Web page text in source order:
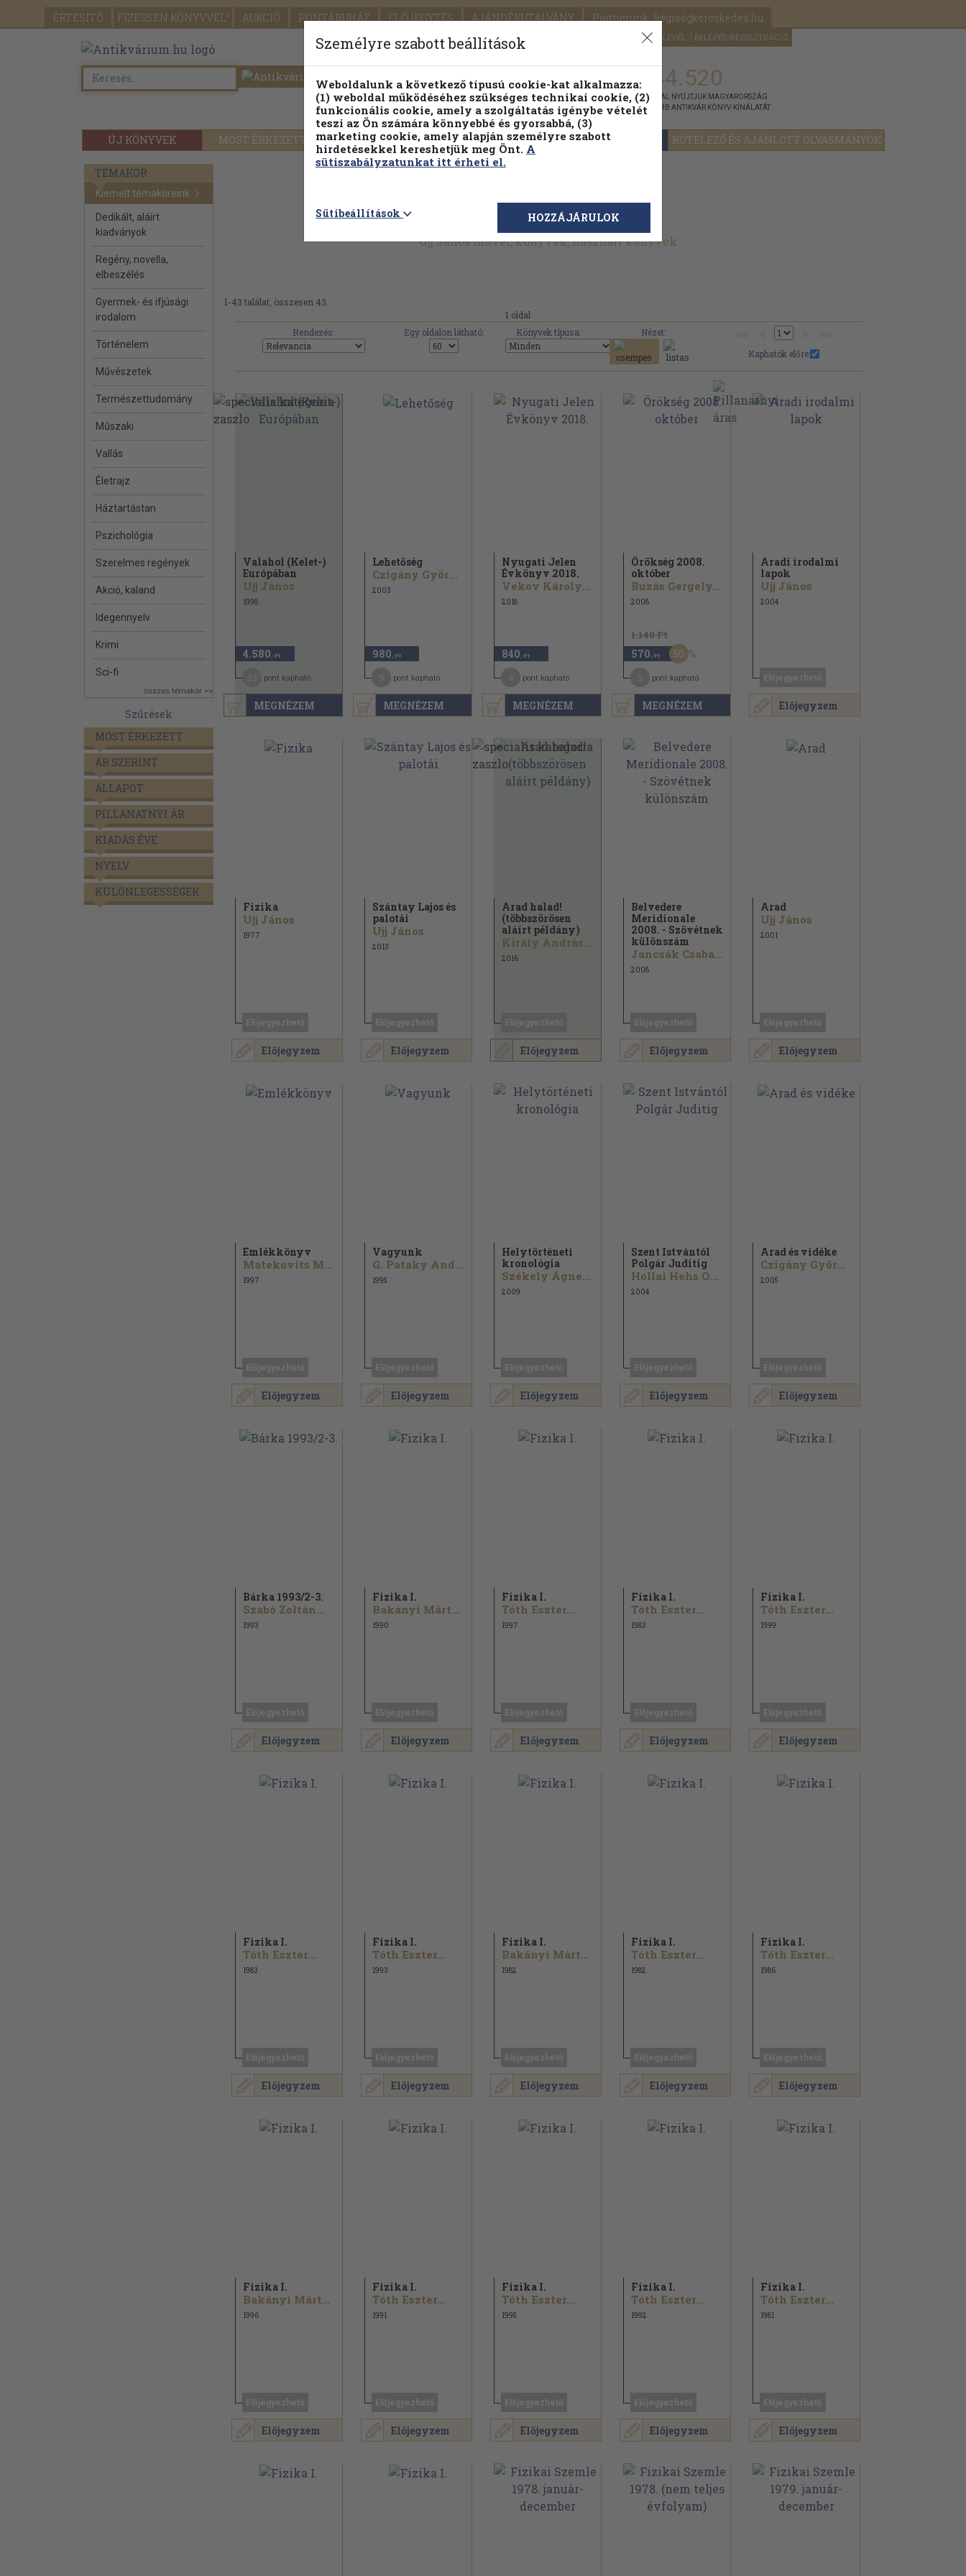
ÉRTESÍTŐ FIZESSEN KÖNYVVEL! AUKCIÓ PONTÁRUHÁZ ELŐJEGYZÉS AJÁNDÉKUTALVÁNY Partnerünk: Régiségkereskedés.hu
SEGÍTSÉG HÍRLEVÉL BELÉPÉS/REGISZTRÁCIÓ
ÚJ KÖNYVEK MOST ÉRKEZETT PILLANATNYI ÁRAINK FENNTARTHATÓ OLVASMÁNYOK KÖTELEZŐ ÉS AJÁNLOTT OLVASMÁNYOK
Részletes kereső Témaköri fa 1.144.520
KIADVÁNNYAL NYÚJTJUK MAGYARORSZÁG
LEGNAGYOBB ANTIKVÁR KÖNYV-KÍNÁLATÁT
TÉMAKÖR
Kiemelt témaköreink
Dedikált, aláírt
kiadványok
Regény, novella,
elbeszélés
Gyermek- és ifjúsági
irodalom
Történelem
Művészetek
Természettudomány
Műszaki
Vallás
Életrajz
Háztartástan
Pszichológia
Szerelmes regények
Akció, kaland
Idegennyelv
Krimi
Sci-fi
összes témakör >>
Szűrések
MOST ÉRKEZETT
ÁR SZERINT
ÁLLAPOT
PILLANATNYI ÁR
KIADÁS ÉVE
NYELV
KÜLÖNLEGESSÉGEK
Ujj János művei, könyvek, használt könyvek
1-43 találat, összesen 43.
1 oldal
Rendezés:
Egy oldalon látható: Könyvek típusa:
Nézet:
Kaphatók előre:
MEGNÉZEM
Valahol (Kelet-)
Európában
Ujj János
1998
4.580 ,-Ft
pont kapható
MEGNÉZEM
Lehetőség
Czigány György...
2003
980 ,-Ft
pont kapható
MEGNÉZEM
Nyugati Jelen
Évkönyv 2018.
Vekov Károly...
2018
840 ,-Ft
pont kapható
MEGNÉZEM
Örökség 2008.
október
Buzás Gergely...
2008
1.140 Ft
570 ,-Ft 50
pont kapható
Előjegyzem
Aradi irodalmi
lapok
Ujj János
2004
Előjegyzem
Fizika
Ujj János
1977
Előjegyzem
Szántay Lajos és
palotái
Ujj János
2013
Előjegyzem
Arad halad!
(többszörösen
aláírt példány)
Király András...
2016
Előjegyzem
Belvedere
Meridionale
2008. - Szövétnek
különszám
Jancsák Csaba...
2008
Előjegyzem
Arad
Ujj János
2001
Előjegyzem
Emlékkönyv
Matekovits Mihály
1997
Előjegyzem
Vagyunk
G. Pataky András...
1995
Előjegyzem
Helytörténeti
kronológia
Székely Ágnes...
2009
Előjegyzem
Szent Istvántól
Polgár Juditig
Hollai Hehs Ottó
2004
Előjegyzem
Arad és vidéke
Czigány György...
2005
Előjegyzem
Bárka 1993/2-3.
Szabó Zoltán...
1993
Előjegyzem
Fizika I.
Bakányi Márton...
1990
Előjegyzem
Fizika I.
Tóth Eszter...
1997
Előjegyzem
Fizika I.
Tóth Eszter...
1983
Előjegyzem
Fizika I.
Tóth Eszter...
1999
Előjegyzem
Fizika I.
Tóth Eszter...
1983
Előjegyzem
Fizika I.
Tóth Eszter...
1993
Előjegyzem
Fizika I.
Bakányi Márton...
1982
Előjegyzem
Fizika I.
Tóth Eszter...
1982
Előjegyzem
Fizika I.
Tóth Eszter...
1986
Előjegyzem
Fizika I.
Bakányi Márton...
1996
Előjegyzem
Fizika I.
Tóth Eszter...
1991
Előjegyzem
Fizika I.
Tóth Eszter...
1995
Előjegyzem
Fizika I.
Tóth Eszter...
1992
Előjegyzem
Fizika I.
Tóth Eszter...
1981
Személyre szabott beállítások
Weboldalunk a következő típusú cookie-kat alkalmazza:
(1) weboldal működéséhez szükséges technikai cookie, (2)
funkcionális cookie, amely a szolgáltatás igénybe vételét
teszi az Ön számára könnyebbé és gyorsabbá, (3)
marketing cookie, amely alapján személyre szabott
hirdetésekkel kereshetjük meg Önt. A
sütiszabályzatunkat itt érheti el.
Sütibeállítások HOZZÁJÁRULOK